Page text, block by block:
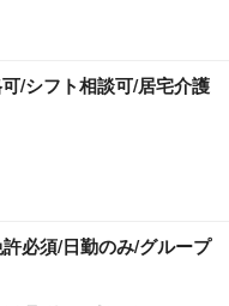
/シフト相談可/居宅介護
必須/日勤のみ/グループ